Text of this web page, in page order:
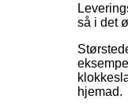
så i det
hjemad.